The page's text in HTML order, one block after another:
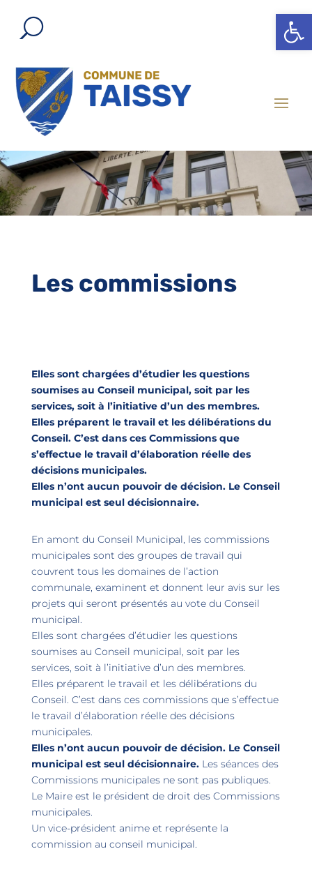
Ouvrir
Les commissions
Elles sont chargées d’étudier les questions
soumises au Conseil municipal, soit par les
services, soit à l’initiative d’un des membres.
Elles préparent le travail et les délibérations du
Conseil. C’est dans ces Commissions que
s’effectue le travail d’élaboration réelle des
décisions municipales.
Elles n’ont aucun pouvoir de décision. Le Conseil
municipal est seul décisionnaire.
En amont du Conseil Municipal, les commissions
municipales sont des groupes de travail qui
couvrent tous les domaines de l’action
communale, examinent et donnent leur avis sur les
projets qui seront présentés au vote du Conseil
municipal.
Elles sont chargées d’étudier les questions
soumises au Conseil municipal, soit par les
services, soit à l’initiative d’un des membres.
Elles préparent le travail et les délibérations du
Conseil. C’est dans ces commissions que s’effectue
le travail d’élaboration réelle des décisions
municipales.
Elles n’ont aucun pouvoir de décision. Le Conseil
municipal est seul décisionnaire.Les séances des
Commissions municipales ne sont pas publiques.
Le Maire est le président de droit des Commissions
municipales.
Un vice-président anime et représente la
commission au conseil municipal.